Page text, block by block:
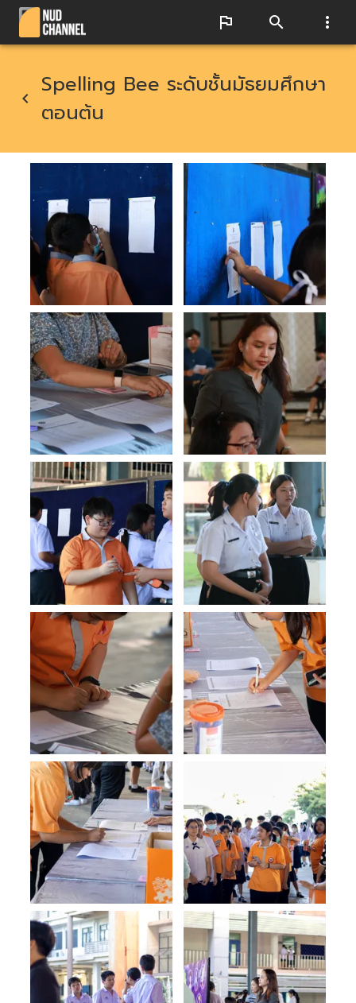
Spelling Bee ระดับชั้นมัธยมศึกษา
ตอนต้น